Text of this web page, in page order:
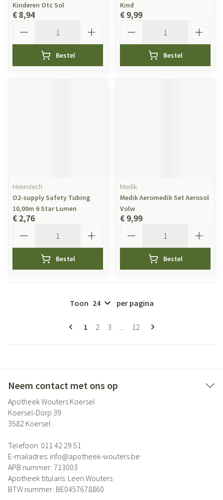
Kinderen Otc Sol
€ 8,94
Bestel
Kind
€ 9,99
Bestel
Henrotech
O2-supply Safety Tubing
10,00m 6 Star Lumen
€ 2,76
Bestel
Medik
Medik Aeromedik Set Aerosol
Volw
€ 9,99
Bestel
Pagina's
U lees momenteel pagina
1 Pagina
2 Pagina
3 ... Pagina
12
Toon per pagina
Neem contact met ons op
Apotheek Wouters Koersel
Koersel-Dorp 39
3582 Koersel
Telefoon: 011 42 29 51
E-mailadres: info@apotheek-wouters.be
APB nummer: 713003
Apotheek titularis: Leen Wouters
BTW nummer: BE0457678860